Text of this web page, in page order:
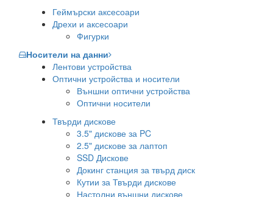
Геймърски аксесоари
Дрехи и аксесоари
Фигурки
Носители на данни
Лентови устройства
Оптични устройства и носители
Външни оптични устройства
Оптични носители
Твърди дискове
3.5" дискове за PC
2.5" дискове за лаптоп
SSD Дискове
Докинг станция за твърд диск
Кутии за Твърди дискове
Настолни външни дискове